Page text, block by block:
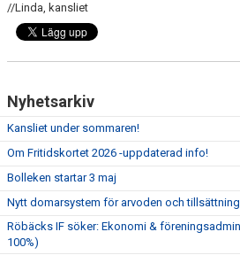
//Linda, kansliet
Nyhetsarkiv
Kansliet under sommaren!
Om Fritidskortet 2026 -uppdaterad info!
Bolleken startar 3 maj
Nytt domarsystem för arvoden och
Röbäcks IF söker: Ekonomi &
100%)